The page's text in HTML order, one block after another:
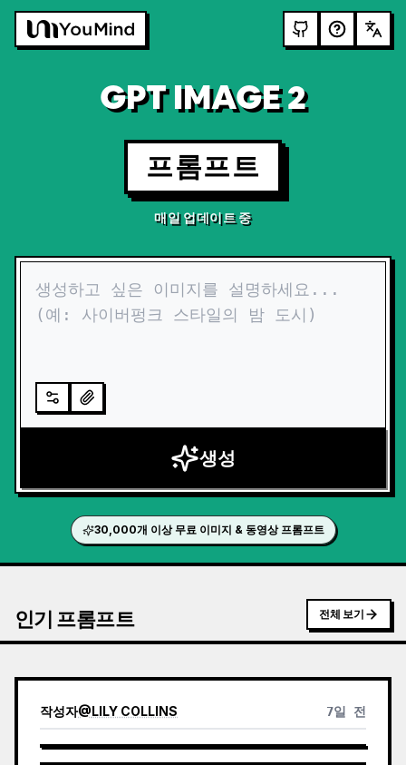
GPT IMAGE 2
프롬프트
매일 업데이트 중
생성
30,000개 이상 무료 이미지 & 동영상 프롬프트
인기 프롬프트 전체 보기
작성자@LILY COLLINS 7일 전